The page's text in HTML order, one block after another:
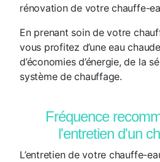
rénovation de votre chauffe-
En prenant soin de votre
vous profitez d’une eau
d’économies d’énergie, de la
système de chauffage.
Fréquence
l'entretien d'un
L’entretien de votre chauffe-